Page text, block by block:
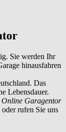
Sie werden Ihr
hinausfahren
Das
Lebensdauer.
Online Garagentor
rufen Sie uns